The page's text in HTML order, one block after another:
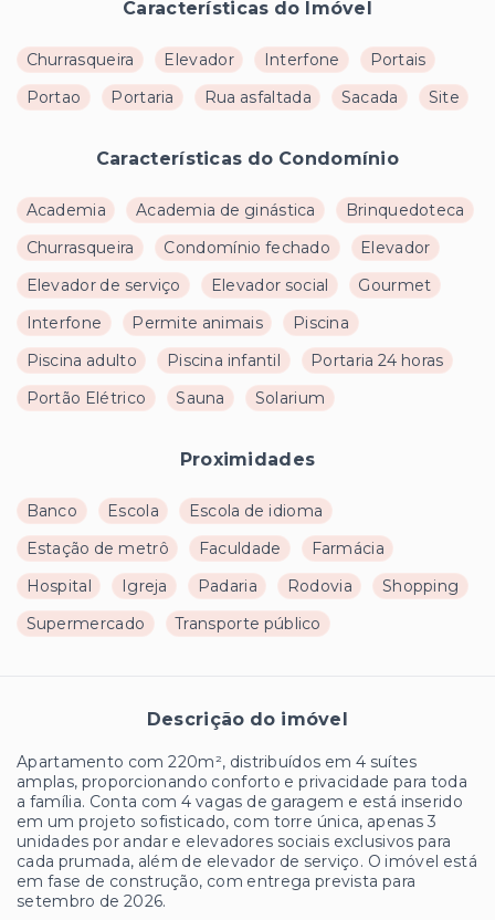
Características do Imóvel
Churrasqueira Elevador Interfone
Portais
Portao
Portaria Rua asfaltada Sacada Site
Características do Condomínio
Academia Academia de ginástica
Brinquedoteca
Churrasqueira
Condomínio fechado
Elevador
Elevador de serviço
Elevador social
Gourmet
Interfone
Permite animais
Piscina
Piscina adulto
Piscina infantil
Portaria 24 horas
Portão Elétrico
Sauna Solarium
Proximidades
Banco Escola
Escola de idioma
Estação de metrô
Faculdade
Farmácia
Hospital
Igreja Padaria Rodovia
Shopping
Supermercado
Transporte público
Descrição do imóvel
Apartamento com 220m², distribuídos em 4 suítes
amplas, proporcionando conforto e privacidade para toda
a família. Conta com 4 vagas de garagem e está inserido
em um projeto sofisticado, com torre única, apenas 3
unidades por andar e elevadores sociais exclusivos para
cada prumada, além de elevador de serviço. O imóvel está
em fase de construção, com entrega prevista para
setembro de 2026.